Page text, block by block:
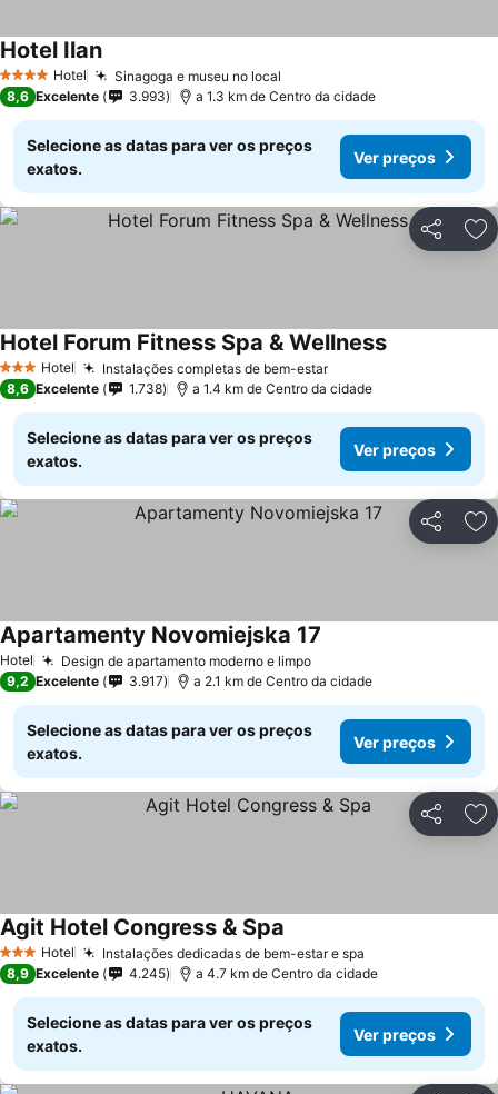
4 EstrelasHotel Sinagoga e museu no local
Hotel IlanVer preços
8,6 Excelente 3.993 a 1.3 km de Centro da cidade
Selecione as datas para ver os preços
exatos.
Ver preços
Partilhar
3 EstrelasHotel Instalações completas de bem-estarVer preços
Hotel Forum Fitness Spa & WellnessVer preços
8,6 Excelente 1.738 a 1.4 km de Centro da cidade
Selecione as datas para ver os preços
exatos.
Ver preços
Partilhar
Hotel Design de apartamento moderno e limpoVer preços
Apartamenty Novomiejska 17
9,2 Excelente 3.917 a 2.1 km de Centro da cidade
Selecione as datas para ver os preços
exatos.
Ver preços
Partilhar
3 EstrelasHotel Instalações dedicadas de bem-estar e spa
Agit Hotel Congress & Spa
8,9 Excelente 4.245 a 4.7 km de Centro da cidade
Selecione as datas para ver os preços
exatos.
Ver preços